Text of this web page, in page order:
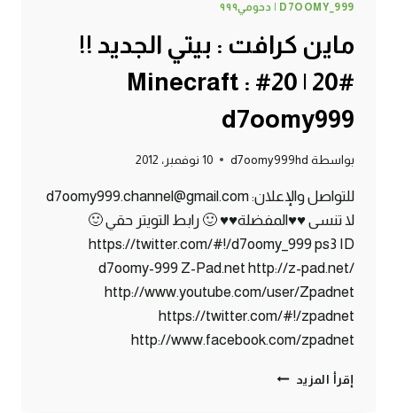
D7OOMY_999 | دحومي٩٩٩
ماين كرافت : بيتي الجديد !!
#20 | 20# Minecraft :
d7oomy999
بواسطة d7oomy999hd 10 نوفمبر، 2012
للتواصل والإعلان: d7oomy999.channel@gmail.com
لا تنسى ♥♥المفضلة♥♥ 🙂 رابط التويتر حقي 🙂
https://twitter.com/#!/d7oomy_999 ps3 ID
d7oomy-999 Z-Pad.net http://z-pad.net/
http://www.youtube.com/user/Zpadnet
https://twitter.com/#!/zpadnet
http://www.facebook.com/zpadnet
إقرأ المزيد ماين